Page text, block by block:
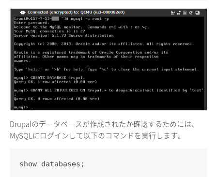
Drupalのデータベースが作成されたか確認するためには、
MySQLにログインして以下のコマンドを実行します。
show databases;